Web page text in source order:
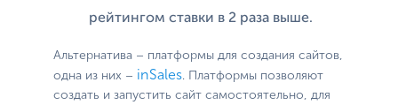
рейтингом ставки в 2 раза выше.
Альтернатива – платформы для создания сайтов,
одна из них – inSales. Платформы позволяют
создать и запустить сайт самостоятельно, для